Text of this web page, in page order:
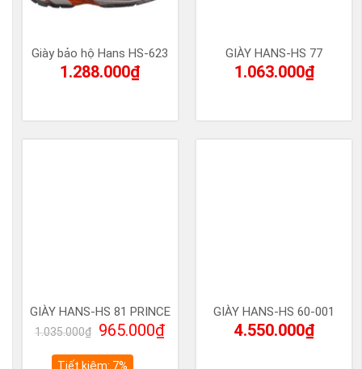
Giày bảo hộ Hans HS-623
1.288.000₫
GIÀY HANS-HS 77
1.063.000₫
Tiết kiệm: 7%
GIÀY HANS-HS 81 PRINCE
1.035.000₫
Giá
là:
965.000₫Giá
GIÀY HANS-HS 60-001
4.550.000₫